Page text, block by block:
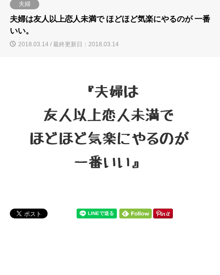
夫婦
夫婦は友人以上恋人未満で ほどほど気楽にやるのが 一番
いい。
2018.03.14 / 最終更新日：2018.03.14